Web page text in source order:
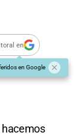
en
en Google
hacemos